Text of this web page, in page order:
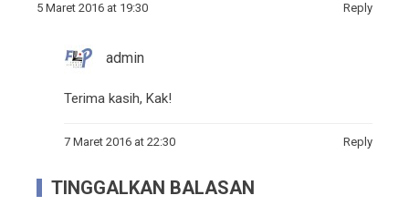
5 Maret 2016 at 19:30 Reply
admin
Terima kasih, Kak!
7 Maret 2016 at 22:30 Reply
TINGGALKAN BALASAN